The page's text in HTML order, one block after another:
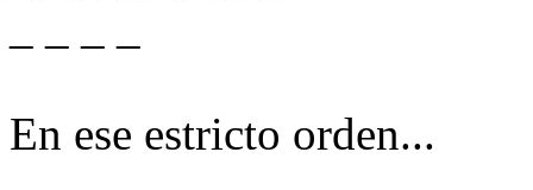
En ese estricto orden...